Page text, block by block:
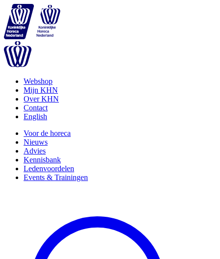
Webshop
Mijn KHN
Over KHN
Contact
English
Voor de horeca
Nieuws
Advies
Kennisbank
Ledenvoordelen
Events & Trainingen